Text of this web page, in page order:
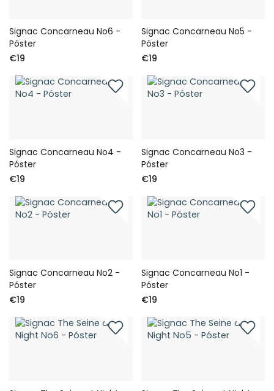
Signac Concarneau No6 -
Póster
€19
Signac Concarneau No5 -
Póster
€19
Signac Concarneau No4 -
Póster
€19
Signac Concarneau No3 -
Póster
€19
Signac Concarneau No2 -
Póster
€19
Signac Concarneau No1 -
Póster
€19